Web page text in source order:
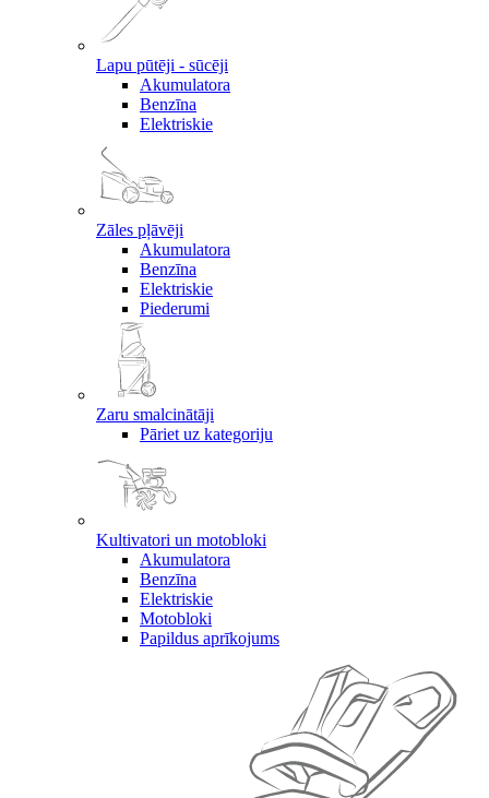
Lapu pūtēji - sūcēji
Akumulatora
Benzīna
Elektriskie
Zāles pļāvēji
Akumulatora
Benzīna
Elektriskie
Piederumi
Zaru smalcinātāji
Pāriet uz kategoriju
Kultivatori un motobloki
Akumulatora
Benzīna
Elektriskie
Motobloki
Papildus aprīkojums